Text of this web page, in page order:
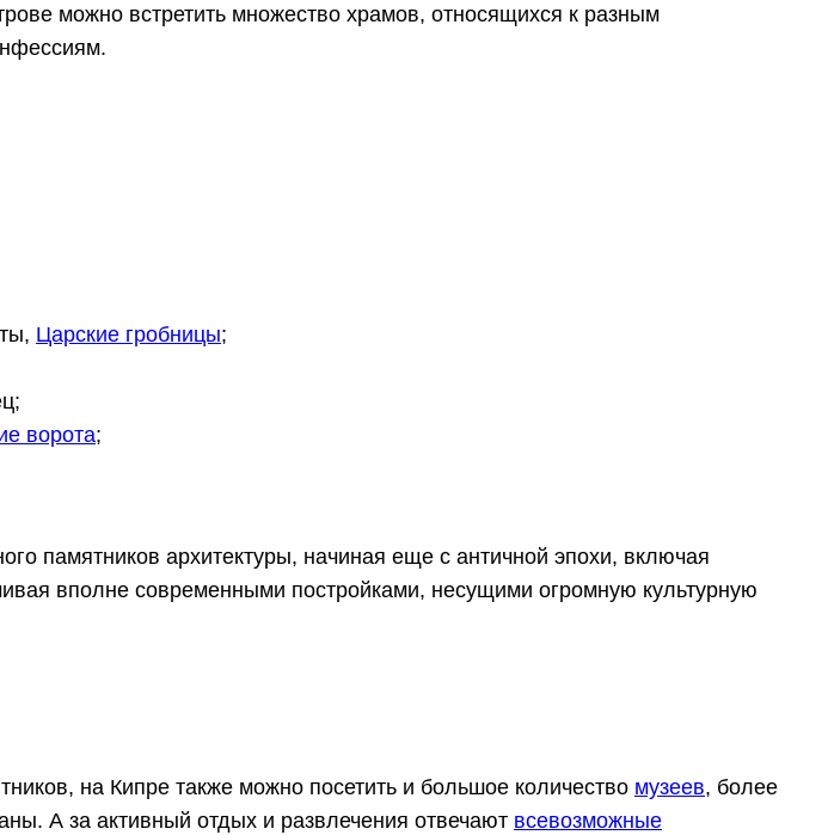
можно встретить множество храмов, относящихся к разным
Царские гробницы;
ворота;
памятников архитектуры, начиная еще с античной эпохи, включая
вполне современными постройками, несущими огромную культурную
на Кипре также можно посетить и большое количество музеев, более
А за активный отдых и развлечения отвечают всевозможные